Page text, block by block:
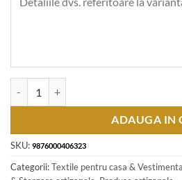
ADAUGA IN
SKU: 9876000406323
Categorii:Textile pentru casa &